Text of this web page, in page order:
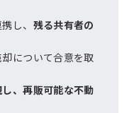
し、 残る共有者の
について合意を取
、再販可能な不動